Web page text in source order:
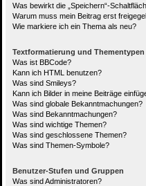
Was bewirkt die „Speichern“-
Warum muss mein Beitrag erst
Wie markiere ich ein Thema als neu?
Textformatierung und Thementypen
Was ist BBCode?
Kann ich HTML benutzen?
Was sind Smileys?
Kann ich Bilder in meine Beiträge
Was sind globale Bekanntmachungen?
Was sind Bekanntmachungen?
Was sind wichtige Themen?
Was sind geschlossene Themen?
Was sind Themen-Symbole?
Benutzer-Stufen und Gruppen
Was sind Administratoren?